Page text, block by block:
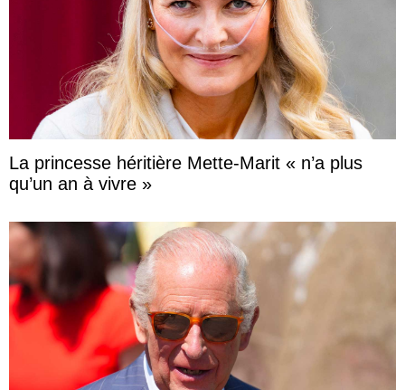
La princesse héritière Mette-Marit « n’a plus
qu’un an à vivre »